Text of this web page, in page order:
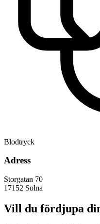
Blodtryck
Adress
Storgatan 70
17152 Solna
Vill du fördjupa